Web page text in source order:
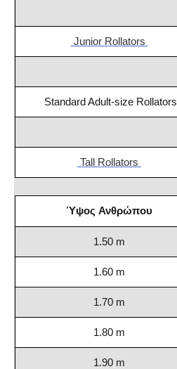
Junior Rollators
Standard Adult-size Rollators
Tall Rollators
Ύψος Ανθρώπου
1.50 m
1.60 m
1.70 m
1.80 m
1.90 m